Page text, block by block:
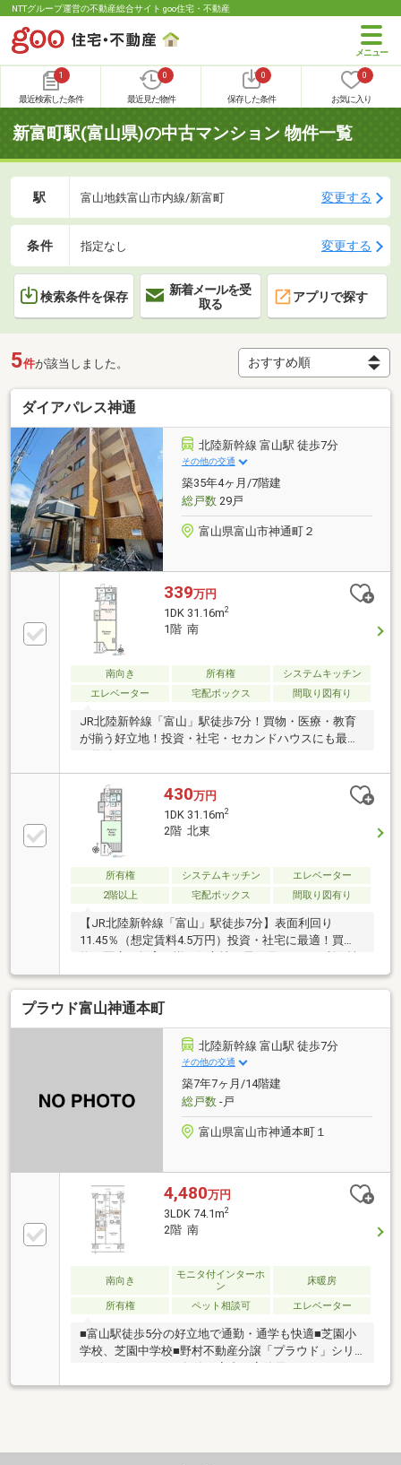
NTTグループ運営の不動産総合サイト goo住宅・不動産
1
最近検索した条件
0
最近見た物件
0
保存した条件
0
お気に入り
新富町駅(富山県)の中古マンション 物件一覧
駅 富山地鉄富山市内線/新富町 変更する
条件 指定なし 変更する
検索条件を保存
新着メールを受
取る
アプリで探す
5件が該当しました。
ダイアパレス神通
北陸新幹線 富山駅 徒歩7分
その他の交通
築35年4ヶ月/7階建
総戸数29戸
富山県富山市神通町２
339万円
1DK 31.16m2
1階 南
南向き 所有権
システムキッチン
エレベーター
宅配ボックス 間取り図有り
JR北陸新幹線「富山」駅徒歩7分！買物・医療・教育
が揃う好立地！投資・社宅・セカンドハウスにも最適
430万円
1DK 31.16m2
2階 北東
所有権 システムキッチン
エレベーター
2階以上
宅配ボックス 間取り図有り
【JR北陸新幹線「富山」駅徒歩7分】表面利回り
11.45％（想定賃料4.5万円）投資・社宅に最適！買
◎！
プラウド富山神通本町
北陸新幹線 富山駅 徒歩7分
その他の交通
築7年7ヶ月/14階建
総戸数-戸
富山県富山市神通本町１
4,480万円
3LDK 74.1m2
2階 南
南向き
モニタ付インターホ
ン
床暖房
所有権 ペット相談可 エレベーター
■富山駅徒歩5分の好立地で通勤・通学も快適■芝園小
学校、芝園中学校■野村不動産分譲「プラウド」シリ
ョン良好■南向き住戸で陽当たり・通風良好■リビング
活利便性良好■ペット飼育可（規約による）